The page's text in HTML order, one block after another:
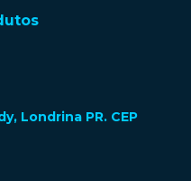
Londrina PR. CEP